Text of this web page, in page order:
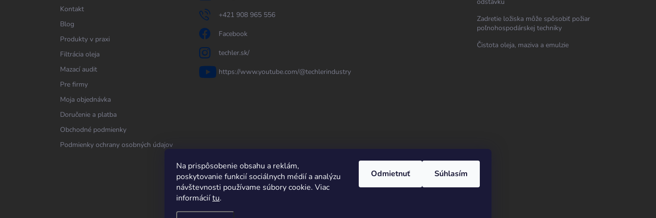
Na prispôsobenie obsahu a reklám,
poskytovanie funkcií sociálnych médií a analýzu
návštevnosti používame súbory cookie. Viac
informáciítu.
Odmietnuť Súhlasím
Kontakt
Blog
Produkty v praxi
Filtrácia oleja
Mazací audit
Pre firmy
Moja objednávka
Doručenie a platba
Obchodné podmienky
Podmienky ochrany osobných údajov
+421 908 965 556
Facebook
techler.sk/
https://www.youtube.com/@techlerindustry
Zadretie ložiska môže spôsobiť požiar
poľnohospodárskej techniky
Čistota oleja, maziva a emulzie